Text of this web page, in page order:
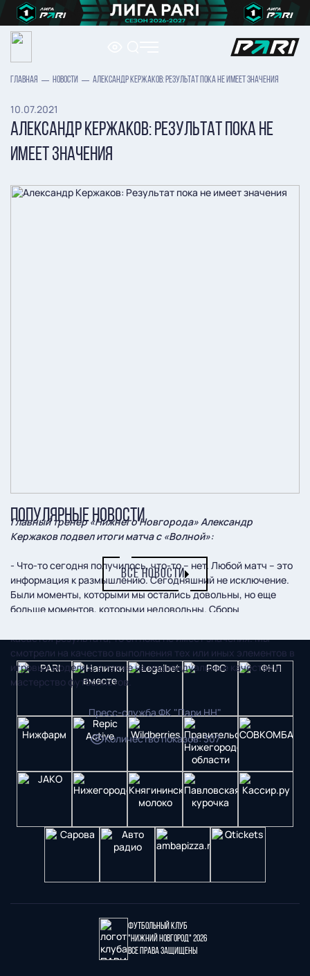
ГЛАВНАЯ НОВОСТИ АЛЕКСАНДР КЕРЖАКОВ: РЕЗУЛЬТАТ ПОКА НЕ ИМЕЕТ ЗНАЧЕНИЯ
10.07.2021
АЛЕКСАНДР КЕРЖАКОВ: РЕЗУЛЬТАТ ПОКА НЕ
ИМЕЕТ ЗНАЧЕНИЯ
Главный тренер «Нижнего Новгорода» Александр
Кержаков подвел итоги матча с «Волной»:
- Что-то сегодня получилось, что-то – нет. Любой матч – это
информация к размышлению. Сегодняшний не исключение.
Были моменты, которыми мы остались довольны, но еще
больше моментов, которыми недовольны. Сборы
касается результата, то он пока не имеет значения. Мы
смотрели на качество выполнения тех или иных элементов в
игровых моделях, а также на индивидуальные качества и
мастерство футболистов.
Пресс-служба ФК "Пари НН"
Количество показов:307
ПОПУЛЯРНЫЕ НОВОСТИ
ВСЕ НОВОСТИ
Футбольный клуб
"Нижний Новгород" 2026
Все права защищены